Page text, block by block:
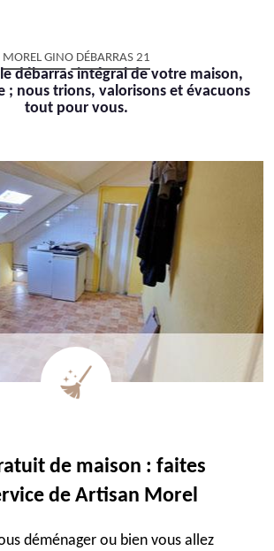
MOREL GINO DÉBARRAS 21
débarras intégral de votre maison,
; nous trions, valorisons et évacuons
tout pour vous.
de maison : faites
de Artisan Morel
déménager ou bien vous allez